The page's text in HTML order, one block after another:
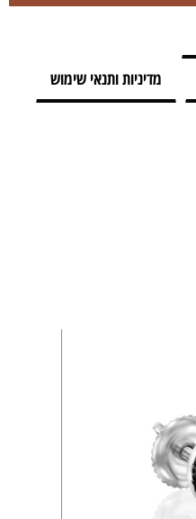
מדיניות ותנאי שימוש